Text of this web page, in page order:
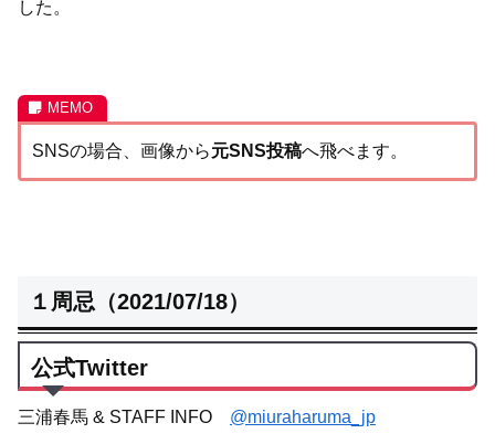
した。
SNSの場合、画像から元SNS投稿へ飛べます。
１周忌（2021/07/18）
公式Twitter
三浦春馬 & STAFF INFO @miuraharuma_jp